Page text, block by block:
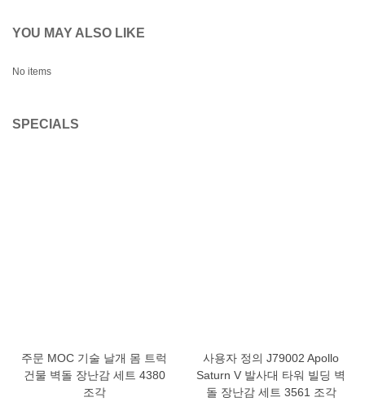
YOU MAY ALSO LIKE
No items
SPECIALS
주문 MOC 기술 날개 몸 트럭
건물 벽돌 장난감 세트 4380
조각
사용자 정의 J79002 Apollo
Saturn V 발사대 타워 빌딩 벽
돌 장난감 세트 3561 조각